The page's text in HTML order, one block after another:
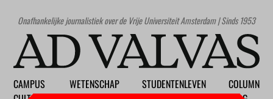
Onafhankelijke journalistiek over de Vrije Universiteit Amsterdam | Sinds 1953
CAMPUS
WETENSCHAP
STUDENTENLEVEN
COLUMN